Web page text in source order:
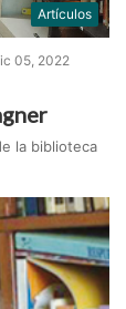
Artículos
05, 2022
la biblioteca